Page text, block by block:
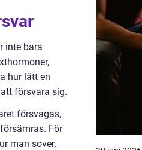
inte bara
hur lätt en
försvara sig.
försvagas,
För
man sover.